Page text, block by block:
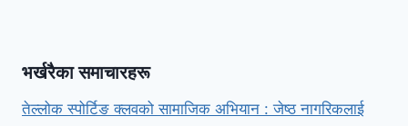
भर्खरैका समाचारहरू
तेल्लोक स्पोर्टिङ क्लवको सामाजिक अभियान : जेष्ठ नागरिकलाई